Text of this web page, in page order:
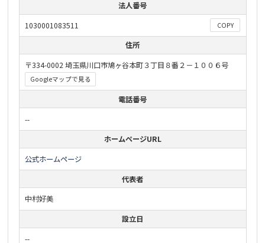
法人番号
1030001083511
COPY
住所
〒334-0002 埼玉県川口市鳩ヶ谷本町３丁目８番２－１００６号
Googleマップで見る
電話番号
--
ホームページURL
公式ホームページ
代表者
中村好美
設立日
--